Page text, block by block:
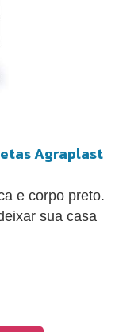
Agraplast
e corpo preto.
sua casa